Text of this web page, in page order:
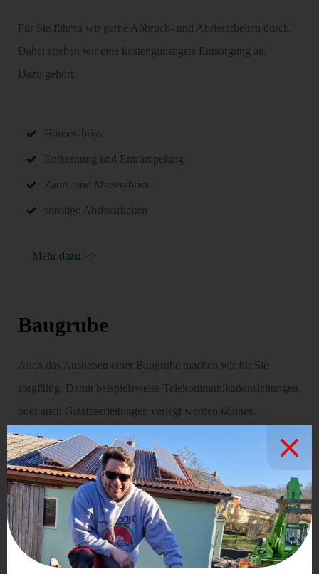
Für Sie führen wir gerne Abbruch- und Abrissarbeiten durch.
Dabei streben wir eine kostengünstigste Entsorgung an.
Dazu gehört:
Häuserabriss
Entkernung und Entrümpelung
Zaun- und Mauerabriss
sonstige Abrissarbeiten
Mehr dazu >>
Baugrube
Auch das Ausheben einer Baugrube machen wir für Sie
sorgfältig. Damit beispielsweise Telekommunikationsleitungen
oder auch Glasfaserleitungen verlegt werden können.
Anschließend stellen wir eine ebene Oberfläche wieder her.
Dazu gehört:
Ausheben der Baugrube
Arbeitsräume berechnen
Abstützen der Arbeitsräume / Baugrube